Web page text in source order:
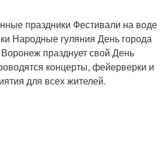
праздники Фестивали на воде
Народные гуляния День города
празднует свой День
концерты, фейерверки и
для всех жителей.